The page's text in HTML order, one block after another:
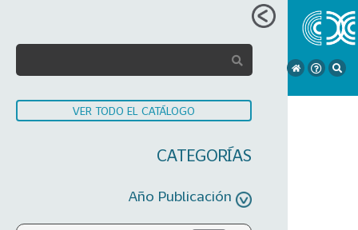
VER TODO EL CATÁLOGO
CATEGORÍAS
Año Publicación